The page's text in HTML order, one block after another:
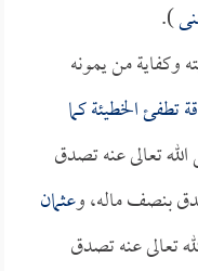
).
من يمونه
تطفئ الخطيئة كما
تعالى عنه تصدق
بنصف ماله، وعثمان
تعالى عنه تصدق